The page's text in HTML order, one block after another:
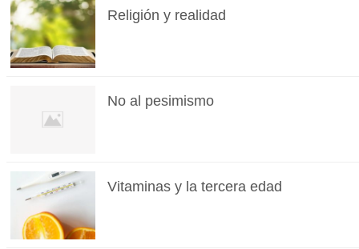
Religión y realidad
No al pesimismo
Vitaminas y la tercera edad